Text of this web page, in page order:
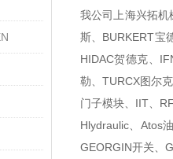
我公司上海兴拓机
斯、BURKERT宝
HIDAC贺德克、
勒、TURCX图尔
门子模块、IIT、
Hlydraulic、Atos
GEORGIN开关、